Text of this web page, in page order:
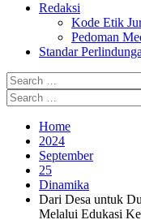
Redaksi
Kode Etik
Pedoman
Standar
Search
for:
Search
for:
Home
2024
September
25
Dinamika
Dari Desa untuk
Melalui Edukasi